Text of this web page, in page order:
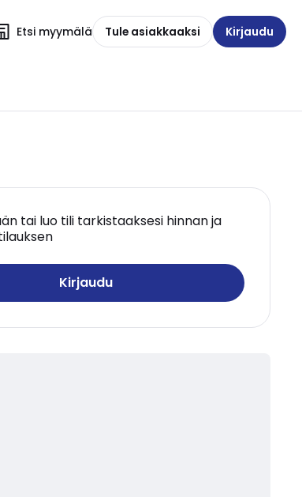
Etsi myymälä Tule asiakkaaksi Kirjaudu
tai luo tili tarkistaaksesi hinnan ja
Kirjaudu